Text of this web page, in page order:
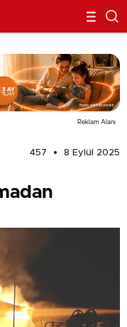
Reklam Alanı
457
8 Eylül 2025